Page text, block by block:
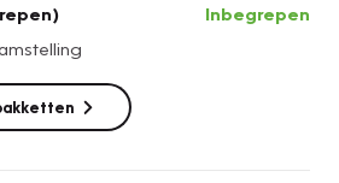
Inbegrepen